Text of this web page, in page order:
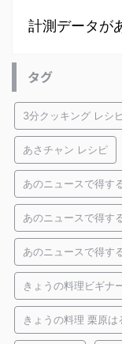
計測データが
タグ
3分クッキング レシ
あさチャン レシピ
あのニュースで得す
あのニュースで得す
あのニュースで得す
きょうの料理ビギナ
きょうの料理 栗原は